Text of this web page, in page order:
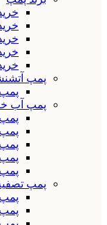
پمپ
پمپ آب
پمپ
پمپ